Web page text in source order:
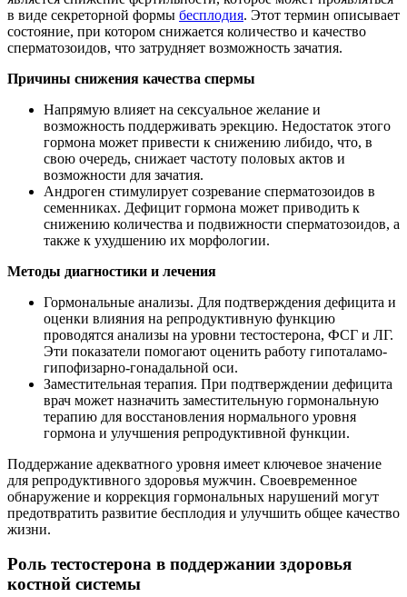
в виде секреторной формы бесплодия. Этот термин описывает
состояние, при котором снижается количество и качество
сперматозоидов, что затрудняет возможность зачатия.
Причины снижения качества спермы
Напрямую влияет на сексуальное желание и
возможность поддерживать эрекцию. Недостаток этого
гормона может привести к снижению либидо, что, в
свою очередь, снижает частоту половых актов и
возможности для зачатия.
Андроген стимулирует созревание сперматозоидов в
семенниках. Дефицит гормона может приводить к
снижению количества и подвижности сперматозоидов, а
также к ухудшению их морфологии.
Методы диагностики и лечения
Гормональные анализы. Для подтверждения дефицита и
оценки влияния на репродуктивную функцию
проводятся анализы на уровни тестостерона, ФСГ и ЛГ.
Эти показатели помогают оценить работу гипоталамо-
гипофизарно-гонадальной оси.
Заместительная терапия. При подтверждении дефицита
врач может назначить заместительную гормональную
терапию для восстановления нормального уровня
гормона и улучшения репродуктивной функции.
Поддержание адекватного уровня имеет ключевое значение
для репродуктивного здоровья мужчин. Своевременное
обнаружение и коррекция гормональных нарушений могут
предотвратить развитие бесплодия и улучшить общее качество
жизни.
Роль тестостерона в поддержании здоровья
костной системы